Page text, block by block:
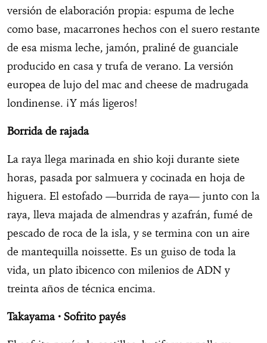
versión de elaboración propia: espuma de leche
como base, macarrones hechos con el suero restante
de esa misma leche, jamón, praliné de guanciale
producido en casa y trufa de verano. La versión
europea de lujo del mac and cheese de madrugada
londinense. ¡Y más ligeros!
Borrida de rajada
La raya llega marinada en shio koji durante siete
horas, pasada por salmuera y cocinada en hoja de
higuera. El estofado —burrida de raya— junto con la
raya, lleva majada de almendras y azafrán, fumé de
pescado de roca de la isla, y se termina con un aire
de mantequilla noissette. Es un guiso de toda la
vida, un plato ibicenco con milenios de ADN y
treinta años de técnica encima.
Takayama · Sofrito payés